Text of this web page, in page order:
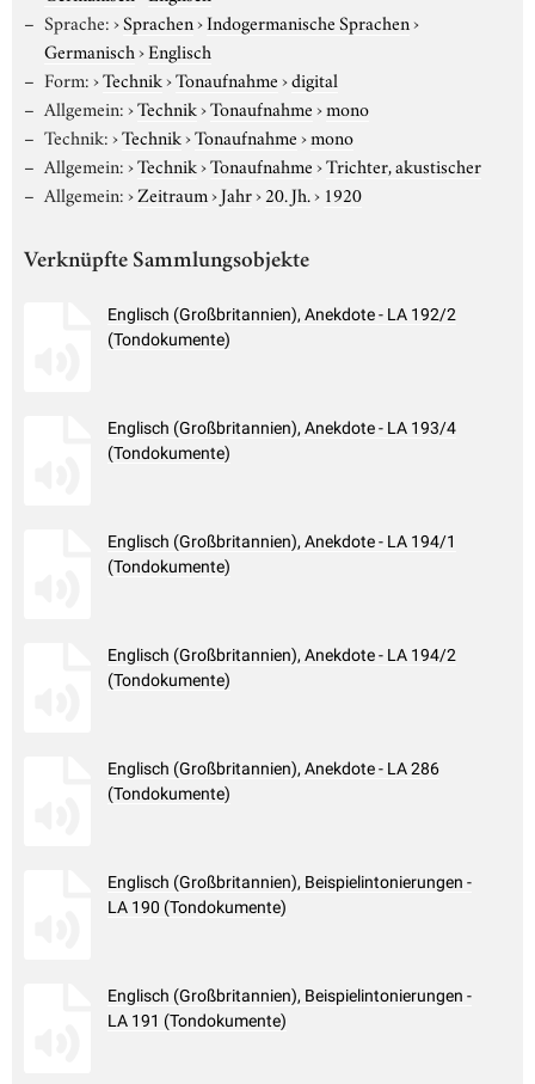
Sprache:›Sprachen›Indogermanische Sprachen›
Germanisch›Englisch
Form:›Technik›Tonaufnahme›digital
Allgemein:›Technik›Tonaufnahme›mono
Technik:›Technik›Tonaufnahme›mono
Allgemein:›Technik›Tonaufnahme›Trichter, akustischer
Allgemein:›Zeitraum›Jahr›20. Jh.› 1920
Verknüpfte Sammlungsobjekte
Englisch (Großbritannien), Anekdote - LA 192/2
(Tondokumente)
Englisch (Großbritannien), Anekdote - LA 193/4
(Tondokumente)
Englisch (Großbritannien), Anekdote - LA 194/1
(Tondokumente)
Englisch (Großbritannien), Anekdote - LA 194/2
(Tondokumente)
Englisch (Großbritannien), Anekdote - LA 286
(Tondokumente)
Englisch (Großbritannien), Beispielintonierungen -
LA 190 (Tondokumente)
Englisch (Großbritannien), Beispielintonierungen -
LA 191 (Tondokumente)